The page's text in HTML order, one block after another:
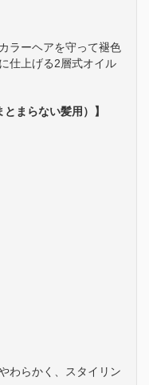
ラーヘアを守って褪色
仕上げる2層式オイル
まらない髪用）】
わらかく、スタイリン